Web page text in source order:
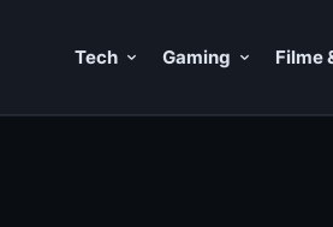
Tech Gaming Filme